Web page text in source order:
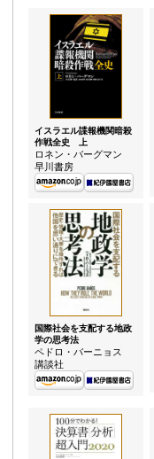
イスラエル諜報機関暗殺
作戦全史 上
ロネン・バーグマン
早川書房
国際社会を支配する地政
学の思考法
ペドロ・バーニョス
講談社